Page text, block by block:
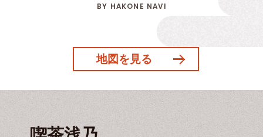
BY HAKONE NAVI
地図を見る